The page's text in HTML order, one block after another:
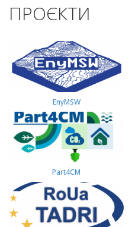
ПРОЄКТИ
EnyMSW
Part4СМ